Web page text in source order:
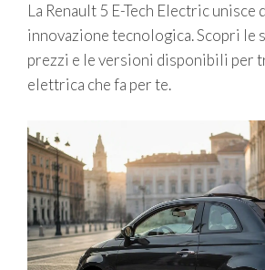
La Renault 5 E-Tech Electric unisce
innovazione tecnologica. Scopri le
prezzi e le versioni disponibili per
elettrica che fa per te.